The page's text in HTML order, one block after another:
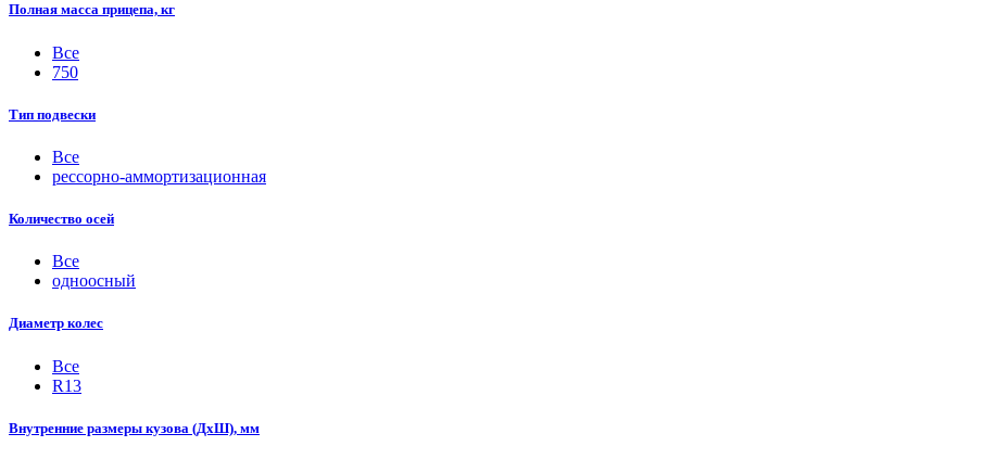
Полная масса прицепа, кг
Все
750
Тип подвески
Все
рессорно-аммортизационная
Количество осей
Все
одноосный
Диаметр колес
Все
R13
Внутренние размеры кузова (ДхШ), мм